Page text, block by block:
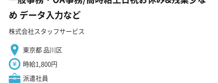
め データ入力など
株式会社スタッフサービス
東京都 品川区
時給1,800円
派遣社員